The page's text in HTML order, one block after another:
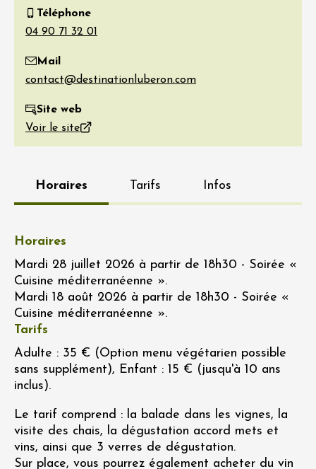
Téléphone
Mail
Site web
Voir le site
Horaires Tarifs Infos
Horaires
Mardi 28 juillet 2026 à partir de 18h30 - Soirée «
Cuisine méditerranéenne ».
Mardi 18 août 2026 à partir de 18h30 - Soirée «
Cuisine méditerranéenne ».
Tarifs
Adulte : 35 € (Option menu végétarien possible
sans supplément), Enfant : 15 € (jusqu'à 10 ans
inclus).
Le tarif comprend : la balade dans les vignes, la
visite des chais, la dégustation accord mets et
vins, ainsi que 3 verres de dégustation.
Sur place, vous pourrez également acheter du vin